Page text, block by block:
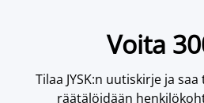
Voita
Tilaa JYSK:n uutiskirje ja
räätälöidään